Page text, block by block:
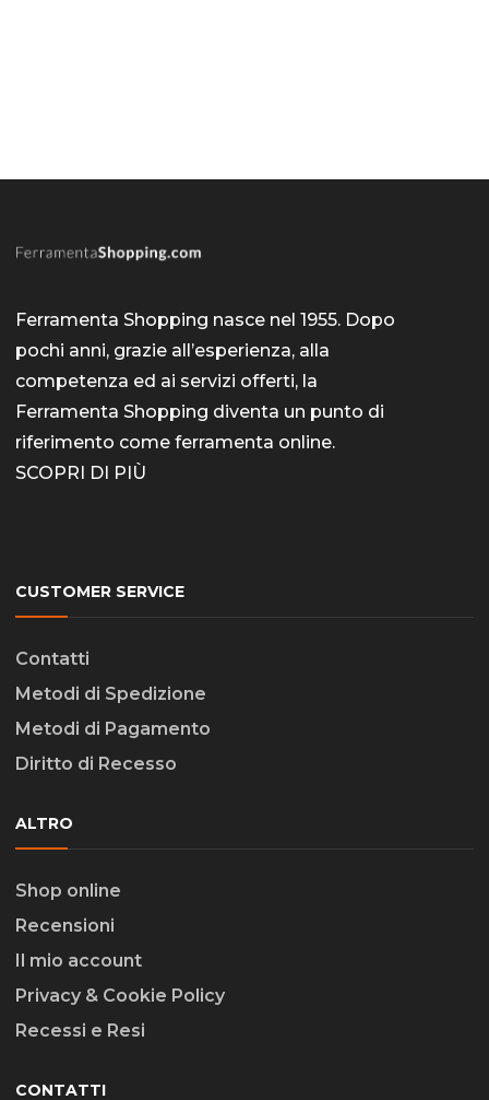
Ferramenta Shopping nasce nel 1955. Dopo
pochi anni, grazie all’esperienza, alla
competenza ed ai servizi offerti, la
Ferramenta Shopping diventa un punto di
riferimento come ferramenta online.
SCOPRI DI PIÙ
CUSTOMER SERVICE
Contatti
Metodi di Spedizione
Metodi di Pagamento
Diritto di Recesso
ALTRO
Shop online
Recensioni
Il mio account
Privacy & Cookie Policy
Recessi e Resi
CONTATTI